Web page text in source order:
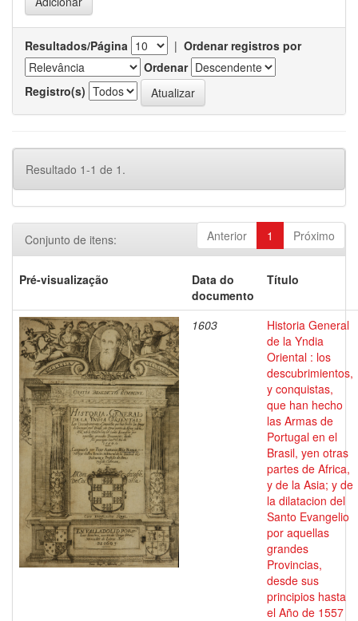
Resultados/Página | Ordenar registros por
Ordenar
Registro(s)
Resultado 1-1 de 1.
Anterior 1 Próximo
Conjunto de itens:
Pré-visualização
Data do
documento
Título
1603
Historia General
de la Yndia
Oriental : los
descubrimientos,
y conquistas,
que han hecho
las Armas de
Portugal en el
Brasil, yen otras
partes de Africa,
y de la Asia; y de
la dilatacion del
Santo Evangelio
por aquellas
grandes
Provincias,
desde sus
principios hasta
el Año de 1557